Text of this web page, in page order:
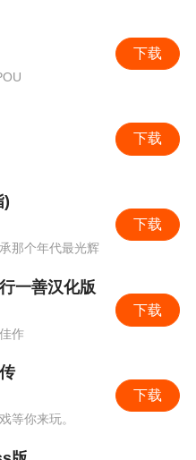
下载
下载
下载
)
那个年代最光辉
下载
一善汉化版
作
下载
等你来玩。